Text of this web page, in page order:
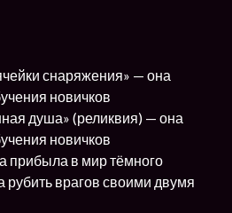
снаряжения» — она
новичков
душа» (реликвия) — она
новичков
прибыла в мир тёмного
рубить врагов своими двумя